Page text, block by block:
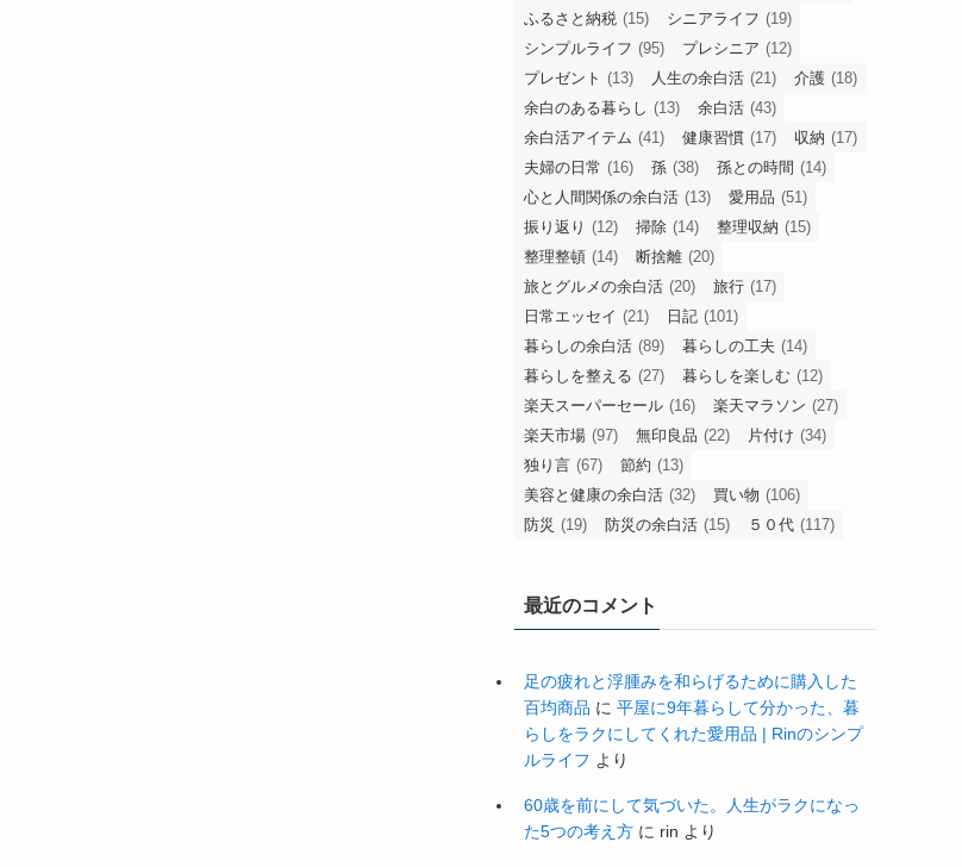
ふるさと納税 (15) シニアライフ (19)
シンプルライフ (95) プレシニア (12)
プレゼント (13) 人生の余白活 (21) 介護 (18)
余白のある暮らし (13) 余白活 (43)
余白活アイテム (41) 健康習慣 (17) 収納 (17)
夫婦の日常 (16) 孫 (38) 孫との時間 (14)
心と人間関係の余白活 (13) 愛用品 (51)
振り返り (12) 掃除 (14) 整理収納 (15)
整理整頓 (14) 断捨離 (20)
旅とグルメの余白活 (20) 旅行 (17)
日常エッセイ (21) 日記 (101)
暮らしの余白活 (89) 暮らしの工夫 (14)
暮らしを整える (27) 暮らしを楽しむ (12)
楽天スーパーセール (16) 楽天マラソン (27)
楽天市場 (97) 無印良品 (22) 片付け (34)
独り言 (67) 節約 (13)
美容と健康の余白活 (32) 買い物 (106)
防災 (19) 防災の余白活 (15) ５０代 (117)
最近のコメント
足の疲れと浮腫みを和らげるために購入した
百均商品 に 平屋に9年暮らして分かった、暮
らしをラクにしてくれた愛用品 | Rinのシンプ
ルライフ より
60歳を前にして気づいた。人生がラクになっ
た5つの考え方 に rin より